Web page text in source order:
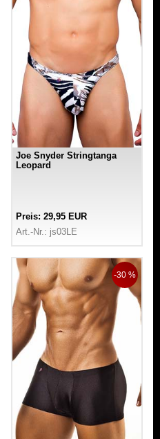
Joe Snyder Stringtanga
Leopard
Preis: 29,95 EUR
Art.-Nr.: js03LE
-30 %